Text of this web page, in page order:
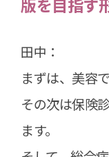
版を目指す
田中：
まずは、美容
その次は保険
ます。